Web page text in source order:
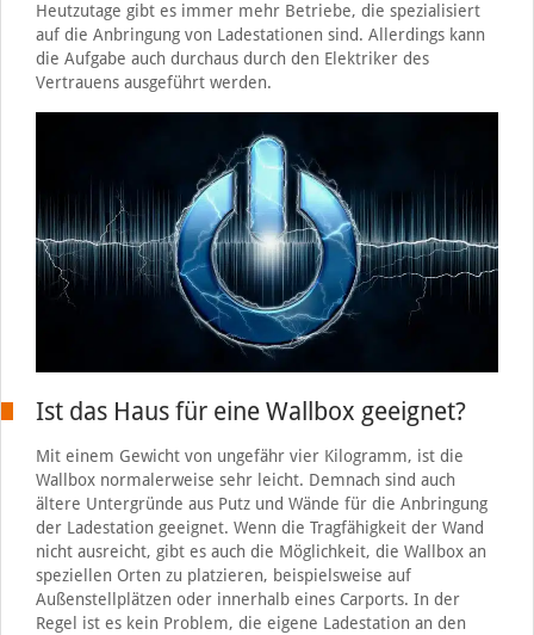
Heutzutage gibt es immer mehr Betriebe, die spezialisiert
auf die Anbringung von Ladestationen sind. Allerdings kann
die Aufgabe auch durchaus durch den Elektriker des
Vertrauens ausgeführt werden.
Ist das Haus für eine Wallbox geeignet?
Mit einem Gewicht von ungefähr vier Kilogramm, ist die
Wallbox normalerweise sehr leicht. Demnach sind auch
ältere Untergründe aus Putz und Wände für die Anbringung
der Ladestation geeignet. Wenn die Tragfähigkeit der Wand
nicht ausreicht, gibt es auch die Möglichkeit, die Wallbox an
speziellen Orten zu platzieren, beispielsweise auf
Außenstellplätzen oder innerhalb eines Carports. In der
Regel ist es kein Problem, die eigene Ladestation an den